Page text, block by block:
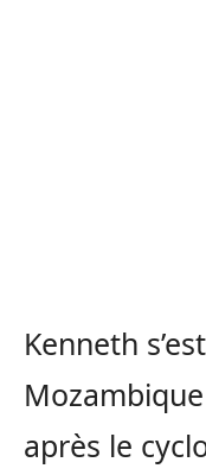
Kenneth
après le